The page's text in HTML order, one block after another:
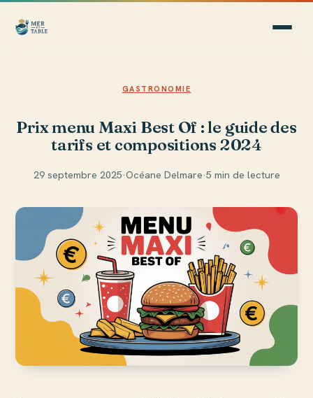
GASTRONOMIE
Prix menu Maxi Best Of : le guide des
tarifs et compositions 2024
29 septembre 2025·Océane Delmare·5 min de lecture